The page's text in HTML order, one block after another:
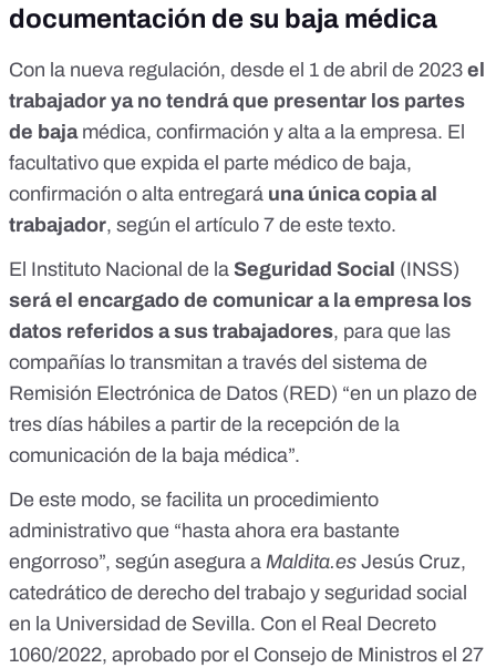
documentación de su baja médica
Con la nueva regulación, desde el 1 de abril de 2023 el
trabajador ya no tendrá que presentar los partes
de bajamédica, confirmación y alta a la empresa. El
facultativo que expida el parte médico de baja,
confirmación o alta entregará una única copia al
trabajador, según el artículo 7 de este texto.
El Instituto Nacional de la Seguridad Social (INSS)
será el encargado de comunicar a la empresa los
datos referidos a sus trabajadores, para que las
compañías lo transmitan a través del sistema de
Remisión Electrónica de Datos (RED) “en un plazo de
tres días hábiles a partir de la recepción de la
comunicación de la baja médica”.
De este modo, se facilita un procedimiento
administrativo que “hasta ahora era bastante
engorroso”, según asegura a Maldita.es Jesús Cruz,
catedrático de derecho del trabajo y seguridad social
en la Universidad de Sevilla. Con el Real Decreto
1060/2022, aprobado por el Consejo de Ministros el 27